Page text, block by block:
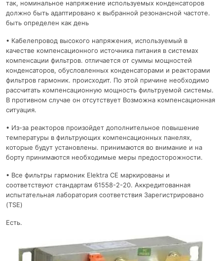
так, номинальное напряжение используемых конденсаторов
должно быть адаптировано к выбранной резонансной частоте.
быть определен как день
• Кабелепровод высокого напряжения, используемый в
качестве компенсационного источника питания в системах
компенсации фильтров. отличается от суммы мощностей
конденсаторов, обусловленных конденсаторами и реакторами
фильтров гармоник. происходит. По этой причине необходимо
рассчитать компенсационную мощность фильтруемой системы.
В противном случае он отсутствует Возможна компенсационная
ситуация.
• Из-за реакторов произойдет дополнительное повышение
температуры в фильтрующих компенсационных панелях,
которые будут установлены. принимаются во внимание и на
борту принимаются необходимые меры предосторожности.
• Все фильтры гармоник Elektra CE маркированы и
соответствуют стандартам 61558-2-20. Аккредитованная
испытательная лаборатория соответствия Зарегистрировано
(TSE)
Есть.